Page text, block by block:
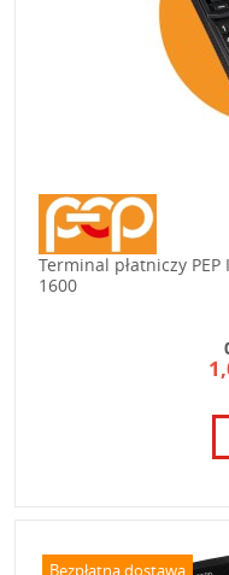
Terminal płatniczy PEP
1600
Bezpłatna dostawa